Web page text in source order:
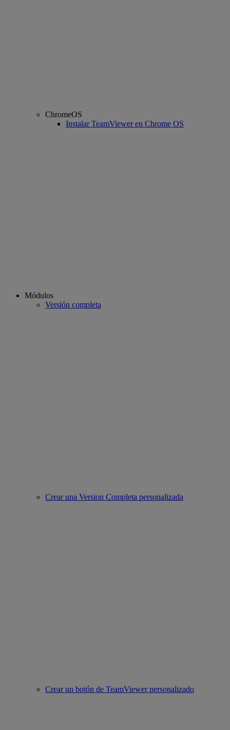
ChromeOS
Instalar TeamViewer en Chrome OS
Módulos
Versión completa
Crear una Version Completa personalizada
Crear un botón de TeamViewer personalizado